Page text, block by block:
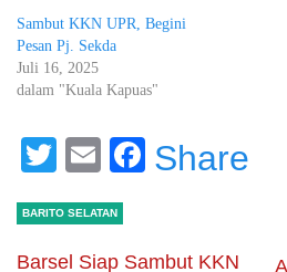
Sambut KKN UPR, Begini
Pesan Pj. Sekda
Juli 16, 2025
dalam "Kuala Kapuas"
Twitter
EmailFacebook
Share
BARITO SELATAN
Barsel Siap Sambut KKN